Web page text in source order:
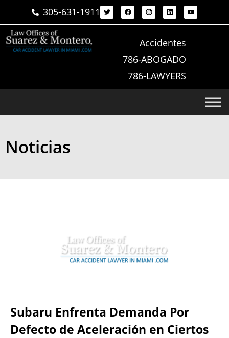
305-631-1911
Accidentes
786-ABOGADO
786-LAWYERS
Noticias
Subaru Enfrenta Demanda Por
Defecto de Aceleración en Ciertos